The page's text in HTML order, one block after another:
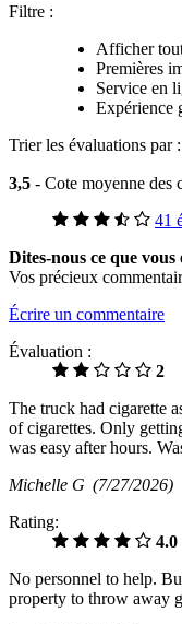
Filtre :
Afficher
Premières
Service en
Expérience
Trier les évaluations par :
3,5 - Cote moyenne des
41
Dites-nous ce que vous
Vos précieux
Écrire un commentaire
Évaluation :
2
The truck had cigarette
of cigarettes. Only
was easy after hours.
Michelle G (7/27/2026)
Rating:
4.0
No personnel to help.
property to throw away